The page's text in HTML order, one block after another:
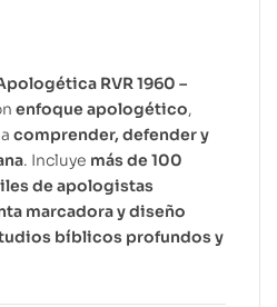
RVR 1960 –
enfoque apologético,
comprender, defender y
. Incluye más de 100
de apologistas
marcadora y diseño
bíblicos profundos y